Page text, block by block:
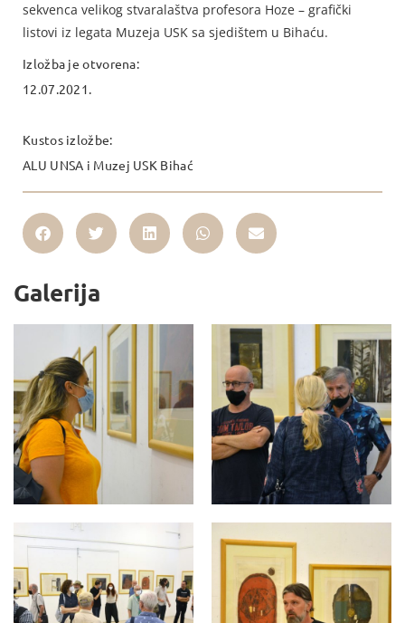
sekvenca velikog stvaralaštva profesora Hoze – grafički
listovi iz legata Muzeja USK sa sjedištem u Bihaću.
Izložba je otvorena:
12.07.2021.
Kustos izložbe:
ALU UNSA i Muzej USK Bihać
Galerija